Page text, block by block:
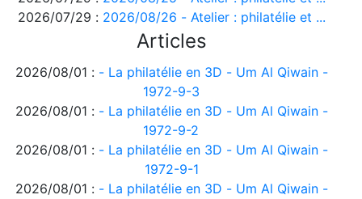
2026/07/29 : 2026/08/26 - Atelier : philatélie et ...
Articles
2026/08/01 : - La philatélie en 3D - Um Al Qiwain -
1972-9-3
2026/08/01 : - La philatélie en 3D - Um Al Qiwain -
1972-9-2
2026/08/01 : - La philatélie en 3D - Um Al Qiwain -
1972-9-1
2026/08/01 : - La philatélie en 3D - Um Al Qiwain -